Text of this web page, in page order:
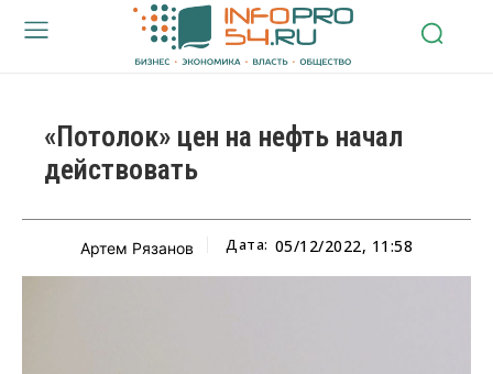
«Потолок» цен на нефть начал
действовать
Артем Рязанов Дата: 05/12/2022, 11:58